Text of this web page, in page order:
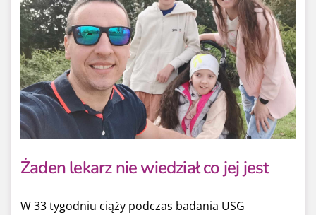
Żaden lekarz nie wiedział co jej jest
W 33 tygodniu ciąży podczas badania USG